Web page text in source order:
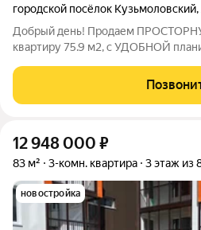
городской посёлок Кузьмоловский,
Добрый день! Продаем
квартиру 75.9 м2, с УДОБНОЙ
зеленой локации! Перспективный
ПРОДАЖА БЕЗ КОМИССИИ !
12 948 000 ₽
83 м² 3-комн. квартира 3 этаж из
новостройка